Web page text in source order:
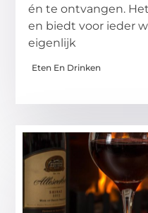
én te ontvangen.
en biedt voor ieder
eigenlijk
Eten En Drinken